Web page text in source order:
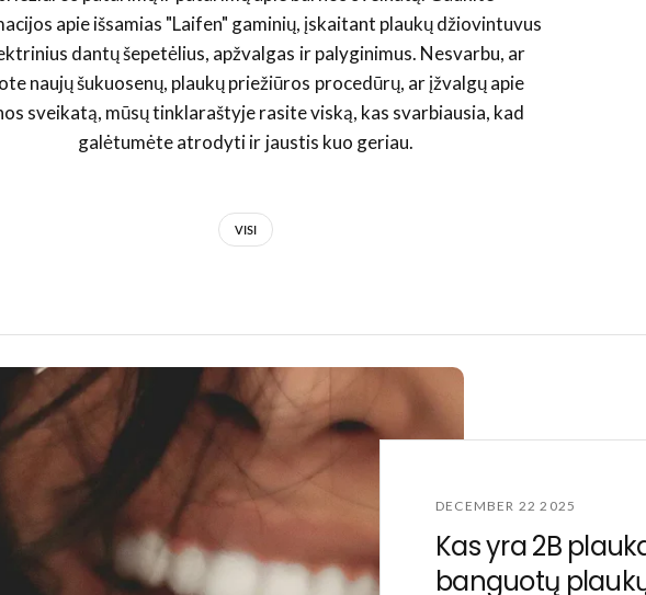
apie išsamias "Laifen" gaminių, įskaitant plaukų džiovintuvus
dantų šepetėlius, apžvalgas ir palyginimus. Nesvarbu, ar
naujų šukuosenų, plaukų priežiūros procedūrų, ar įžvalgų apie
sveikatą, mūsų tinklaraštyje rasite viską, kas svarbiausia, kad
galėtumėte atrodyti ir jaustis kuo geriau.
VISI
DECEMBER 22 2025
Kas yra 2B
banguotų